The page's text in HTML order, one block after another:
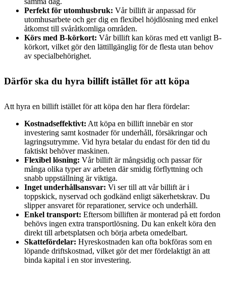
Perfekt för utomhusbruk: Vår billift är anpassad för
utomhusarbete och ger dig en flexibel höjdlösning med enkel
åtkomst till svåråtkomliga områden.
Körs med B-körkort: Vår billift kan köras med ett vanligt B-
körkort, vilket gör den lättillgänglig för de flesta utan behov
av specialbehörighet.
Därför ska du hyra billift istället för att köpa
Att hyra en billift istället för att köpa den har flera fördelar:
Kostnadseffektivt: Att köpa en billift innebär en stor
investering samt kostnader för underhåll, försäkringar och
lagringsutrymme. Vid hyra betalar du endast för den tid du
faktiskt behöver maskinen.
Flexibel lösning: Vår billift är mångsidig och passar för
många olika typer av arbeten där smidig förflyttning och
snabb uppställning är viktiga.
Inget underhållsansvar: Vi ser till att vår billift är i
toppskick, nyservad och godkänd enligt säkerhetskrav. Du
slipper ansvaret för reparationer, service och underhåll.
Enkel transport: Eftersom billiften är monterad på ett fordon
behövs ingen extra transportlösning. Du kan enkelt köra den
direkt till arbetsplatsen och börja arbeta omedelbart.
Skattefördelar: Hyreskostnaden kan ofta bokföras som en
löpande driftskostnad, vilket gör det mer fördelaktigt än att
binda kapital i en stor investering.